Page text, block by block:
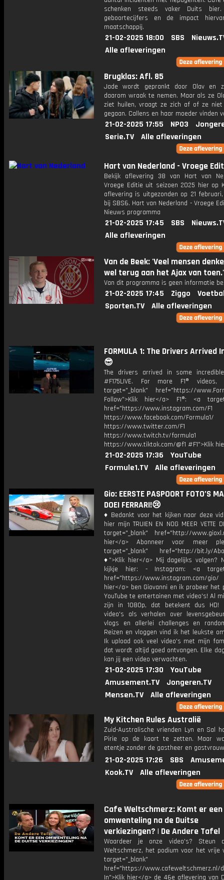
schenken steeds vaker Duits bier.
geboortecijfers en de impact
maatschappij.
21-02-2025 18:00 SBS
Alle afleveringen
Brugklas: Afl. 85
Jade wordt geprankt door Olav en
daarom wraak te nemen. Maar als ze
ziet huilen, vraagt ze zich af of ze
gegaan. Callens en haar moeder vinden
21-02-2025 17:55 NPO3
Serie.TV
Alle afleveringen
Hart van Nederland - Vroege
Bekijk aflevering 38 van Hart van
Vroege Editie uit seizoen 2025 hier op
aflevering is uitgezonden op 21 februari,
bij SBS6. Hart van Nederland - Vroege
Nieuws programma
21-02-2025 17:45 SBS
Alle afleveringen
Van de Beek: 'Veel mensen
wel terug aan het Ajax van toen.'
Van dit programma is geen informatie
21-02-2025 17:45 Ziggo
Sporten.TV
Alle afleveringen
FORMULA 1: The Drivers Arrived
😎
The drivers arrived in some
#F175LIVE. For more F1®
target="_blank" href="https://
Follow">Klik hier</a> F1®: <a
href="https://www.instagram.com/F1
https://www.facebook.com/Formula1/
https://www.twitter.com/F1
https://www.twitch.tv/formula1
https://www.tiktok.com/@f1 #F1">Klik
21-02-2025 17:36
YouTube
Formule1.TV
Alle afleveringen
Gio: EERSTE PASPOORT FOTO’S
DOEI FERRARI!😢
♦ Bedankt voor het kijken naar deze
hier mijn TRUIEN EN NOG MEER VETTE
target="_blank" href="http://
hier</a> Abonneer voor meer
target="_blank" href="http://bit.ly/
♦">Klik hier</a> Mij dagelijks volgen?
kijkje hier: - Instagram: <a
href="https://www.instagram.com/
hier</a> ben Giovanni en ik probeer het
YouTube te entertainen met video's! Al
zijn in 1080p, dat betekent dus HD!
video's als verhalen over
vlogs en allerlei challenges en
Reizen en vloggen vind ik het leukste
Ik upload ook veel video's met mijn
dat wordt altijd goed ontvangen. Elke
kan jij een video verwachten.
21-02-2025 17:30
YouTube
Amusement.TV
Jongeren.TV
Mensen.TV
Alle afleveringen
My Kitchen Rules Australië
Zuid-Australische vrienden Lyn en Sal
Pirie op de kaart te zetten. Maar
etentje zonder de gastheer en
21-02-2025 17:26 SBS
Kook.TV
Alle afleveringen
Cafe Weltschmerz: Komt er een
omwenteling na de Duitse
verkiezingen? | De Andere Tafel
Waardeer je onze video's? Steun
Weltschmerz, het podium voor het vrije
target="_blank"
href="https://www.cafeweltschmerz.nl/
In">Klik hier</a> de 46e aflevering van